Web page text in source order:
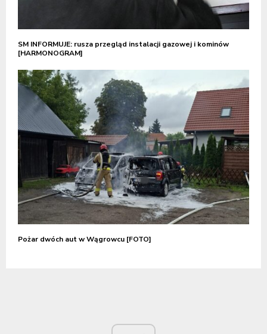
SM INFORMUJE: rusza przegląd instalacji gazowej i kominów
[HARMONOGRAM]
Pożar dwóch aut w Wągrowcu [FOTO]